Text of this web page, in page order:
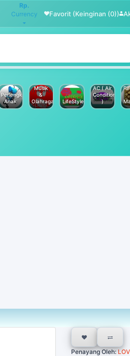
Rp.
Currency
Favorit (Keinginan (0))
Perlengkapan
Anak
Musik
&
Olahraga
LifeStyle
AC ( Air
Conditioner
)
Penayang Oleh: